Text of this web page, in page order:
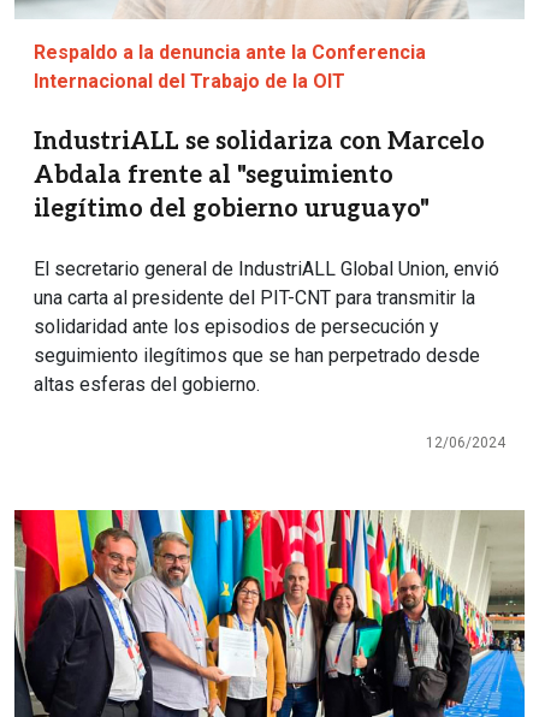
Respaldo a la denuncia ante la Conferencia
Internacional del Trabajo de la OIT
IndustriALL se solidariza con Marcelo
Abdala frente al "seguimiento
ilegítimo del gobierno uruguayo"
El secretario general de IndustriALL Global Union, envió
una carta al presidente del PIT-CNT para transmitir la
solidaridad ante los episodios de persecución y
seguimiento ilegítimos que se han perpetrado desde
altas esferas del gobierno.
12/06/2024
Imagen